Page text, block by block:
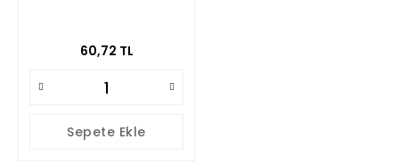
60,72 TL
Sepete Ekle